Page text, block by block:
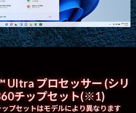
Ultra プロセッサー (シリ
チップセット(※1)
プセットはモデルにより異なります